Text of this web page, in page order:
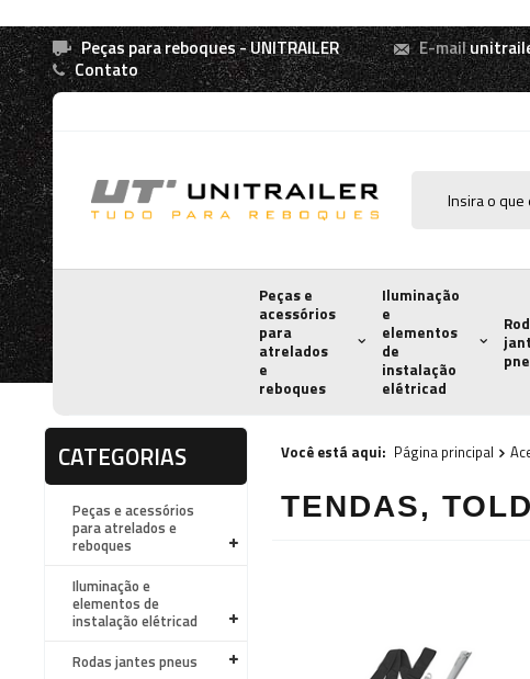
Peças para reboques - UNITRAILER E-mail
Contato
Peças e
acessórios
para
atrelados
e
reboques
Iluminação
e
elementos
de
instalação
elétricad
CATEGORIAS
Peças e acessórios
para atrelados e
reboques
Iluminação e
elementos de
instalação elétricad
Rodas jantes pneus
Você está aqui: Página principal
TENDAS,